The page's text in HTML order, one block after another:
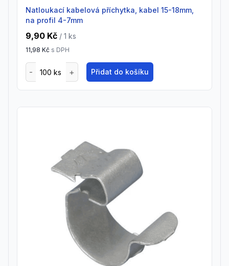
Natloukací kabelová příchytka, kabel 15-18mm,
na profil 4-7mm
9,90 Kč / 1 ks
11,98 Kč s DPH
Přidat do košíku